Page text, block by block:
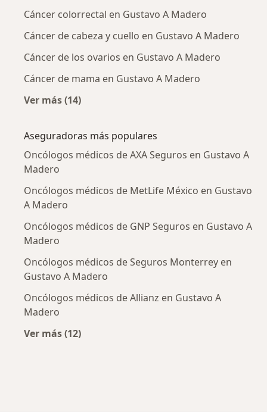
Cáncer colorrectal en Gustavo A Madero
Cáncer de cabeza y cuello en Gustavo A Madero
Cáncer de los ovarios en Gustavo A Madero
Cáncer de mama en Gustavo A Madero
Ver más (14)
Aseguradoras más populares
Oncólogos médicos de AXA Seguros en Gustavo A
Madero
Oncólogos médicos de MetLife México en Gustavo
A Madero
Oncólogos médicos de GNP Seguros en Gustavo A
Madero
Oncólogos médicos de Seguros Monterrey en
Gustavo A Madero
Oncólogos médicos de Allianz en Gustavo A
Madero
Ver más (12)